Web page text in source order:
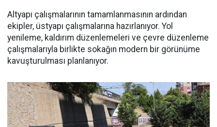
Altyapı çalışmalarının tamamlanmasının ardından
ekipler, üstyapı çalışmalarına hazırlanıyor. Yol
yenileme, kaldırım düzenlemeleri ve çevre düzenleme
çalışmalarıyla birlikte sokağın modern bir görünüme
kavuşturulması planlanıyor.